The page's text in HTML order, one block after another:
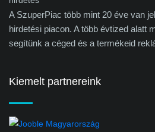
A SzuperPiac több mint 20 éve van
hirdetési piacon. A több évtized alatt
segítünk a céged és a termékeid
Kiemelt partnereink